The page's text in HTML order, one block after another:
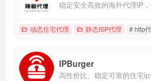
动态住宅代理 静态ISP代理 # http
IPBurger
高性价比、稳定可靠的住宅